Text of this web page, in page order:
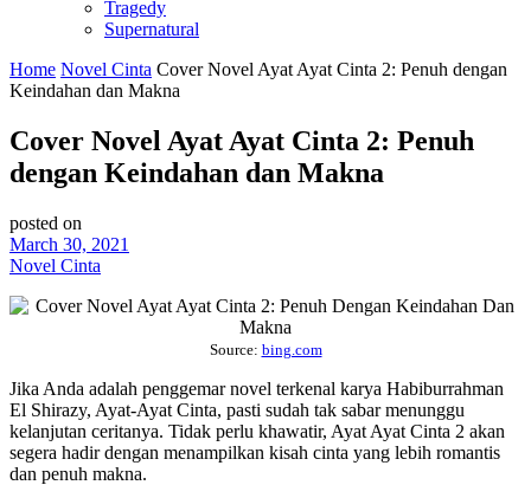
Tragedy
Supernatural
Home Novel Cinta Cover Novel Ayat Ayat Cinta 2: Penuh dengan
Keindahan dan Makna
Cover Novel Ayat Ayat Cinta 2: Penuh
dengan Keindahan dan Makna
posted on
March 30, 2021
Novel Cinta
Source: bing.com
Jika Anda adalah penggemar novel terkenal karya Habiburrahman
El Shirazy, Ayat-Ayat Cinta, pasti sudah tak sabar menunggu
kelanjutan ceritanya. Tidak perlu khawatir, Ayat Ayat Cinta 2 akan
segera hadir dengan menampilkan kisah cinta yang lebih romantis
dan penuh makna.